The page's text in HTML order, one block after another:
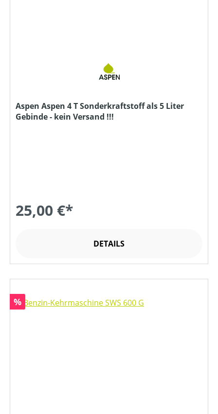
Aspen Aspen 4 T Sonderkraftstoff als 5 Liter
Gebinde - kein Versand !!!
25,00 €*
DETAILS
Rabatt
%